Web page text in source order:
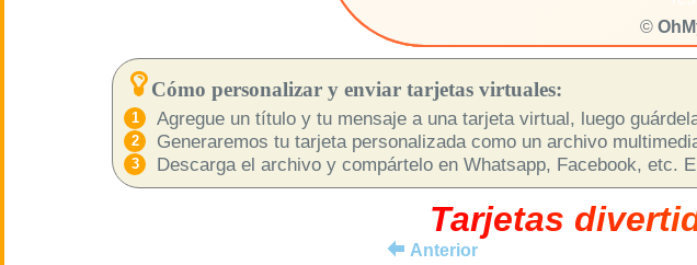
©
Cómo personalizar y enviar tarjetas virtuales:
Agregue un título y tu mensaje a una tarjeta virtual, luego
Generaremos tu tarjeta personalizada como un archivo
Descarga el archivo y compártelo en Whatsapp, Facebook, etc.
Tarjetas
Anterior